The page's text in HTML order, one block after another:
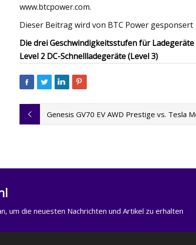
www.btcpower.com.
Dieser Beitrag wird von BTC Power gesponsert
Die drei Geschwindigkeitsstufen für
Level 2 DC-Schnellladegeräte (Level 3)
Genesis GV70 EV AWD Prestige vs. Tesla
um die neuesten Nachrichten und Artikel zu erhalten